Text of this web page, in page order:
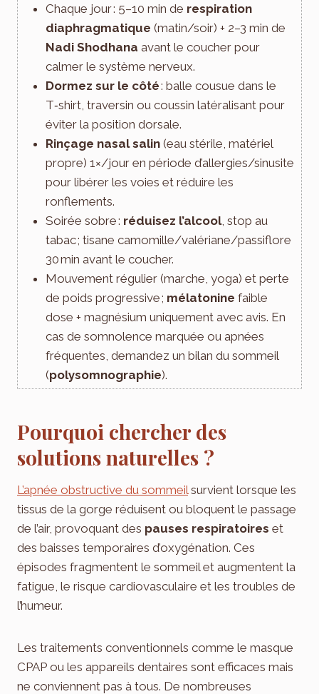
Chaque jour : 5–10 min de respiration
diaphragmatique (matin/soir) + 2–3 min de
Nadi Shodhana avant le coucher pour
calmer le système nerveux.
Dormez sur le côté: balle cousue dans le
T‑shirt, traversin ou coussin latéralisant pour
éviter la position dorsale.
Rinçage nasal salin (eau stérile, matériel
propre) 1×/jour en période d’allergies/sinusite
pour libérer les voies et réduire les
ronflements.
Soirée sobre : réduisez l’alcool, stop au
tabac ; tisane camomille/valériane/passiflore
30 min avant le coucher.
Mouvement régulier (marche, yoga) et perte
de poids progressive ; mélatonine faible
dose + magnésium uniquement avec avis. En
cas de somnolence marquée ou apnées
fréquentes, demandez un bilan du sommeil
(polysomnographie).
Pourquoi chercher des
solutions naturelles ?
L’apnée obstructive du sommeil survient lorsque les
tissus de la gorge réduisent ou bloquent le passage
de l’air, provoquant des pauses respiratoires et
des baisses temporaires d’oxygénation. Ces
épisodes fragmentent le sommeil et augmentent la
fatigue, le risque cardiovasculaire et les troubles de
l’humeur.
Les traitements conventionnels comme le masque
CPAP ou les appareils dentaires sont efficaces mais
ne conviennent pas à tous. De nombreuses